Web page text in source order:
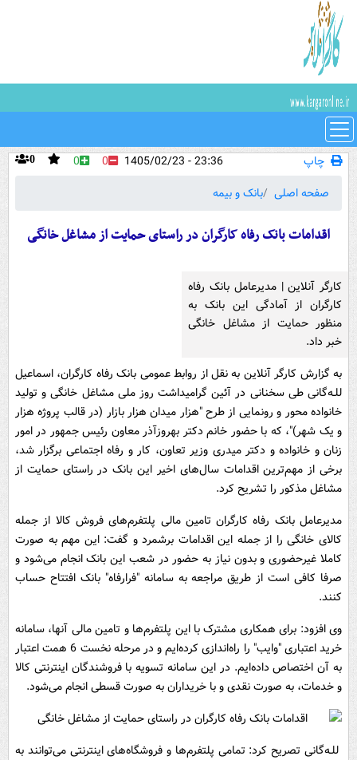
چاپ 0 0 0
23:36 - 1405/02/23
صفحه اصلی
بانک و بیمه
اقدامات بانک رفاه کارگران در راستای حمایت از مشاغل خانگی
کارگر آنلاین | مدیرعامل بانک رفاه
کارگران از آمادگی این بانک به
منظور حمایت از مشاغل خانگی
خبر داد.
به گزارش کارگر آنلاین به نقل از روابط عمومی بانک رفاه کارگران، اسماعیل
للـه‌گانی طی سخنانی در آئین گرامیداشت روز ملی مشاغل خانگی و تولید
خانواده محور و رونمایی از طرح "هزار میدان هزار بازار (در قالب پروژه هزار
و یک شهر)"، که با حضور خانم دکتر بهروزآذر معاون رئیس جمهور در امور
زنان و خانواده و دکتر میدری وزیر تعاون، کار و رفاه اجتماعی برگزار شد،
برخی از مهم‌ترین اقدامات سال‌های اخیر این بانک در راستای حمایت از
مشاغل مذکور را تشریح کرد.
مدیرعامل بانک رفاه کارگران تامین مالی پلتفرم‌های فروش کالا از جمله
کالای خانگی را از جمله این اقدامات برشمرد و گفت: این مهم به صورت
کاملا غیرحضوری و بدون نیاز به حضور در شعب این بانک انجام می‌شود و
صرفا کافی است از طریق مراجعه به سامانه "فرارفاه" بانک افتتاح حساب
کنند.
وی افزود: برای همکاری مشترک با این پلتفرم‌ها و تامین مالی آنها، سامانه
خرید اعتباری "وایب" را راه‌اندازی کرده‌ایم و در مرحله نخست 6 همت اعتبار
به آن اختصاص داده‌ایم. در این سامانه تسویه با فروشندگان اینترنتی کالا
و خدمات، به صورت نقدی و با خریداران به صورت قسطی انجام می‌شود.
للـه‌گانی تصریح کرد: تمامی پلتفرم‌ها و فروشگاه‌های اینترنتی می‌توانند به